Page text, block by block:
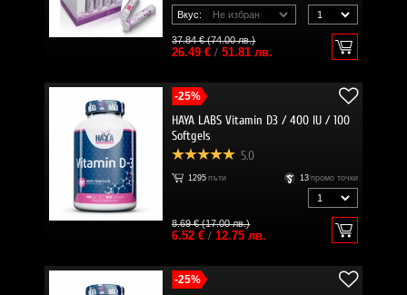
Вкус:
37.84 € (74.00 лв.)
26.49 €/ 51.81 лв.
-25%
HAYA LABS Vitamin D3 / 400 IU / 100
Softgels
5.0
1295 пъти 13 промо точки
8.69 € (17.00 лв.)
6.52 €/ 12.75 лв.
-25%